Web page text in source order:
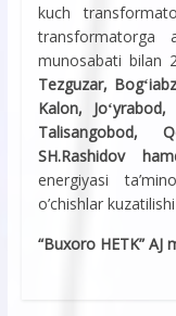
kuch
transformatorga
munosabati bilan
Tezguzar,
Kalon,
Talisangobod,
SH.Rashidov
energiyasi
o’chishlar
“Buxoro HETK”